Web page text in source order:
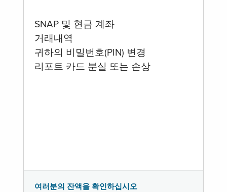
SNAP 및 현금 계좌
거래내역
귀하의 비밀번호(PIN) 변경
리포트 카드 분실 또는 손상
여러분의 잔액을 확인하십시오